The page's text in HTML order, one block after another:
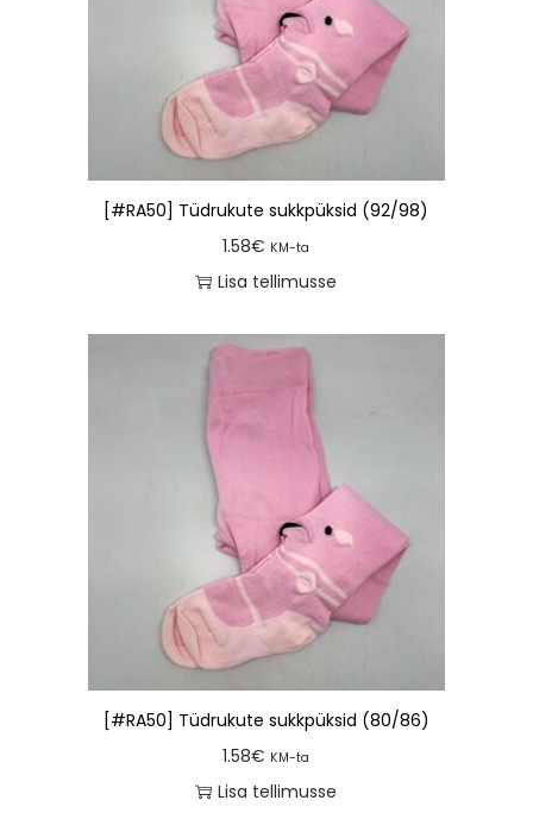
[#RA50] Tüdrukute sukkpüksid (92/98)
1.58€ KM-ta
Lisa tellimusse
[#RA50] Tüdrukute sukkpüksid (80/86)
1.58€ KM-ta
Lisa tellimusse